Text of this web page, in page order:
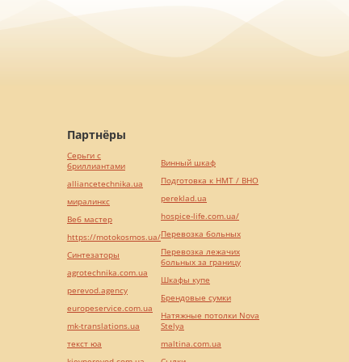
Партнёры
Серьги с
бриллиантами
alliancetechnika.ua
миралинкс
Веб мастер
https://motokosmos.ua/
Синтезаторы
agrotechnika.com.ua
perevod.agency
europeservice.com.ua
mk-translations.ua
текст юа
Винный шкаф
Подготовка к НМТ / ВНО
pereklad.ua
hospice-life.com.ua/
Перевозка больных
Перевозка лежачих
больных за границу
Шкафы купе
Брендовые сумки
Натяжные потолки Nova
Stelya
maltina.com.ua